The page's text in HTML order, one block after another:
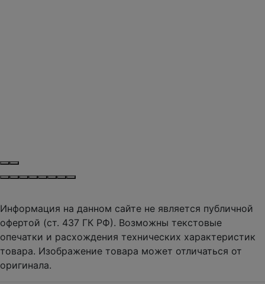
Информация на данном сайте не является публичной
офертой (ст. 437 ГК РФ). Возможны текстовые
опечатки и расхождения технических характеристик
товара. Изображение товара может отличаться от
оригинала.